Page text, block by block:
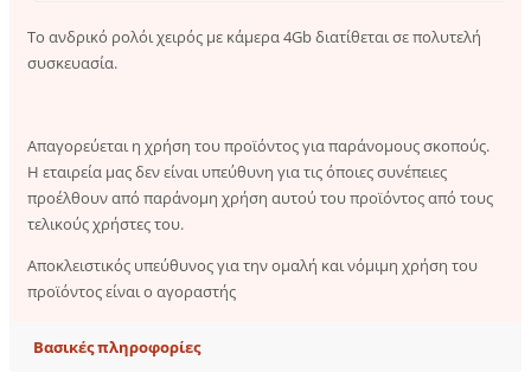
Το ανδρικό ρολόι χειρός με κάμερα 4Gb διατίθεται σε πολυτελή
συσκευασία.
Απαγορεύεται η χρήση του προϊόντος για παράνομους σκοπούς.
Η εταιρεία μας δεν είναι υπεύθυνη για τις όποιες συνέπειες
προέλθουν από παράνομη χρήση αυτού του προϊόντος από τους
τελικούς χρήστες του.
Αποκλειστικός υπεύθυνος για την ομαλή και νόμιμη χρήση του
προϊόντος είναι ο αγοραστής
Βασικές πληροφορίες